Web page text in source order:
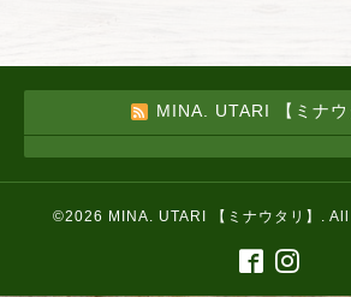
MINA. UTARI 【ミナウ
©2026 MINA. UTARI 【ミナウタリ】 .